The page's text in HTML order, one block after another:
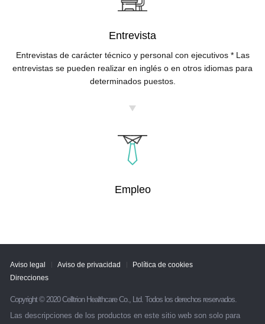
Entrevista
Entrevistas de carácter técnico y personal con ejecutivos* Las
entrevistas se pueden realizar en inglés o en otros idiomas para
determinados puestos.
Empleo
Aviso legal Aviso de privacidad
Política de cookies
Direcciones
Copyright © 2020 Celltrion Healthcare Co., Ltd. Todos los derechos reservados.
Las descripciones de los productos en este sitio web son solo para